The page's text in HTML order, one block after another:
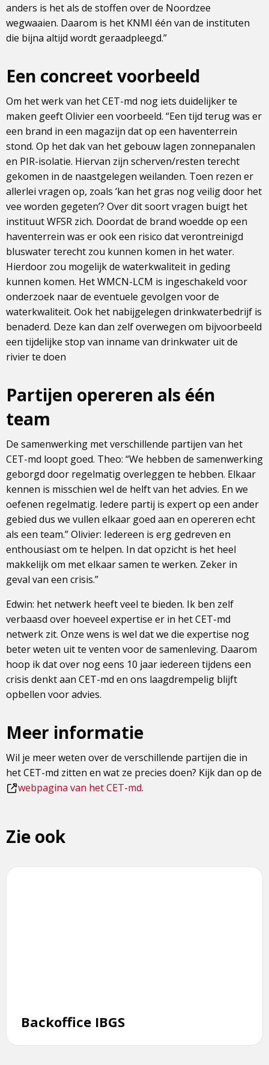
anders is het als de stoffen over de Noordzee
wegwaaien. Daarom is het KNMI één van de instituten
die bijna altijd wordt geraadpleegd.”
Een concreet voorbeeld
Om het werk van het CET-md nog iets duidelijker te
maken geeft Olivier een voorbeeld. “Een tijd terug was er
een brand in een magazijn dat op een haventerrein
stond. Op het dak van het gebouw lagen zonnepanalen
en PIR-isolatie. Hiervan zijn scherven/resten terecht
gekomen in de naastgelegen weilanden. Toen rezen er
allerlei vragen op, zoals ‘kan het gras nog veilig door het
vee worden gegeten’? Over dit soort vragen buigt het
instituut WFSR zich. Doordat de brand woedde op een
haventerrein was er ook een risico dat verontreinigd
bluswater terecht zou kunnen komen in het water.
Hierdoor zou mogelijk de waterkwaliteit in geding
kunnen komen. Het WMCN-LCM is ingeschakeld voor
onderzoek naar de eventuele gevolgen voor de
waterkwaliteit. Ook het nabijgelegen drinkwaterbedrijf is
benaderd. Deze kan dan zelf overwegen om bijvoorbeeld
een tijdelijke stop van inname van drinkwater uit de
rivier te doen
Partijen opereren als één
team
De samenwerking met verschillende partijen van het
CET-md loopt goed. Theo: “We hebben de samenwerking
geborgd door regelmatig overleggen te hebben. Elkaar
kennen is misschien wel de helft van het advies. En we
oefenen regelmatig. Iedere partij is expert op een ander
gebied dus we vullen elkaar goed aan en opereren echt
als een team.” Olivier: Iedereen is erg gedreven en
enthousiast om te helpen. In dat opzicht is het heel
makkelijk om met elkaar samen te werken. Zeker in
geval van een crisis.”
Edwin: het netwerk heeft veel te bieden. Ik ben zelf
verbaasd over hoeveel expertise er in het CET-md
netwerk zit. Onze wens is wel dat we die expertise nog
beter weten uit te venten voor de samenleving. Daarom
hoop ik dat over nog eens 10 jaar iedereen tijdens een
crisis denkt aan CET-md en ons laagdrempelig blijft
opbellen voor advies.
Meer informatie
Wil je meer weten over de verschillende partijen die in
het CET-md zitten en wat ze precies doen? Kijk dan op de
Dit
externe
pagina
webpagina van het CET-md.
Zie ook
Backoffice IBGS
Lees